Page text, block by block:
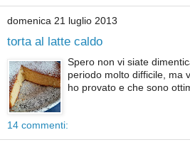
domenica 21 luglio 2013
torta al latte caldo
Spero non vi siate
periodo molto difficile, ma
ho provato e che sono
14 commenti: